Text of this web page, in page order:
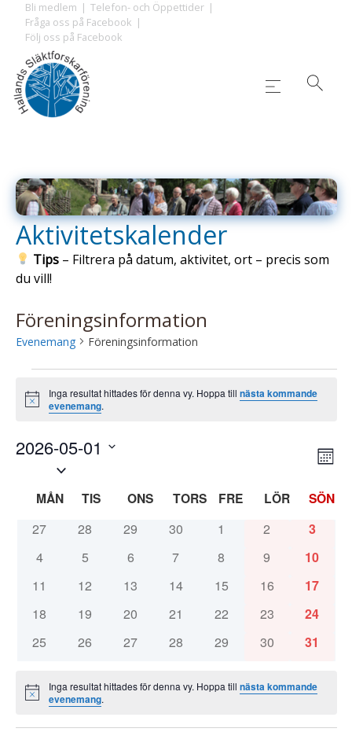
content
Bli medlem
Telefon- och Öppettider
Fråga oss på Facebook
Följ oss på Facebook
Aktivitetskalender
Tips– Filtrera på datum, aktivitet, ort – precis som
du vill!
Föreningsinformation
Evenemang Föreningsinformation
Evenemang
Notis
Inga resultat hittades för denna vy. Hoppa tillnästa kommande
evenemang.
Vy-
2026-05-01
datum.
Kalender
av
Evenemang
MÅNDAG TISDAG ONSDAG TORSDAGFREDAG LÖRDAG
0
27
0
28
0
29
0
30
0
1
0
2
0
3
0
4
0
5
0
6
0
7
0
8
0
9
0
10
0
11
0
12
0
13
0
14
0
15
0
16
0
17
0
18
0
19
0
20
0
21
0
22
0
23
0
24
0
25
0
26
0
27
0
28
0
29
0
30
0
31
Notis
Inga resultat hittades för denna vy. Hoppa tillnästa kommande
evenemang.